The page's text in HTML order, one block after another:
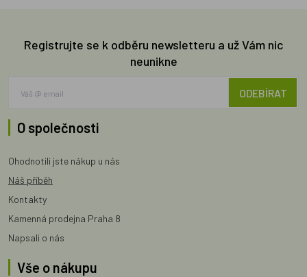
Registrujte se k odběru newsletteru a už Vám nic
neunikne
ODEBÍRAT
O společnosti
Ohodnotili jste nákup u nás
Náš příběh
Kontakty
Kamenná prodejna Praha 8
Napsali o nás
Vše o nákupu